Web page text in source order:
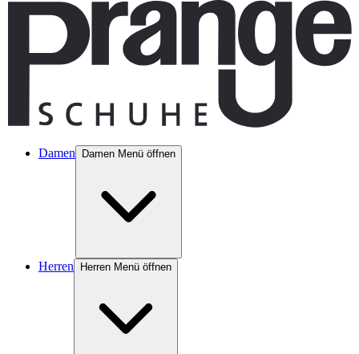
Damen Damen Menü öffnen
Herren Herren Menü öffnen